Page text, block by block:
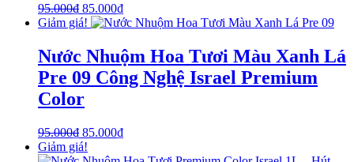
95.000₫ 85.000₫
Giảm giá!
Nước Nhuộm Hoa Tươi Màu Xanh Lá
Pre 09 Công Nghệ Israel Premium
Color
95.000₫ 85.000₫
Giảm giá!